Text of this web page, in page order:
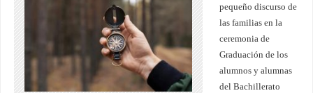
pequeño discurso de
las familias en la
ceremonia de
Graduación de los
alumnos y alumnas
del Bachillerato